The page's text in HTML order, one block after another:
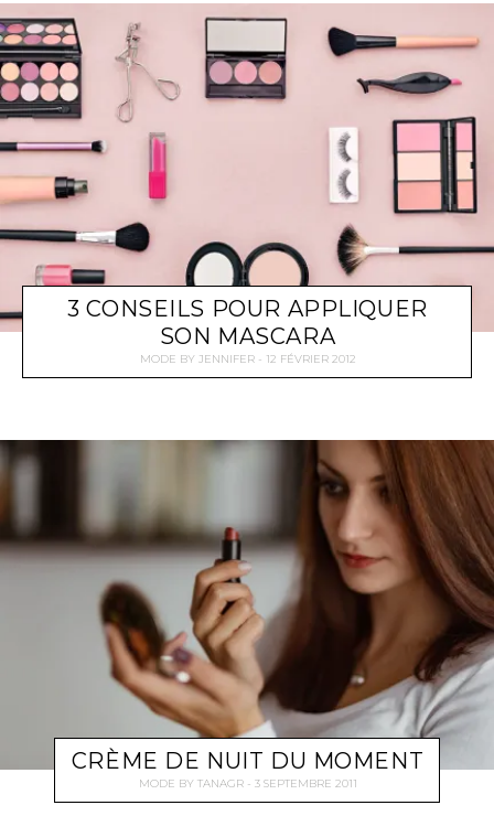
3 CONSEILS POUR APPLIQUER
SON MASCARA
MODE BY JENNIFER 12 FÉVRIER 2012
CRÈME DE NUIT DU MOMENT
MODE BY TANAGR 3 SEPTEMBRE 2011